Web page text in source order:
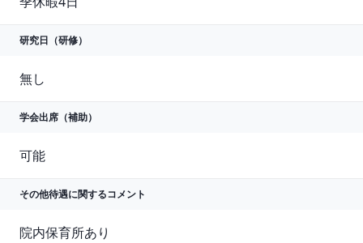
研究日（研修）
無し
学会出席（補助）
可能
その他待遇に関するコメント
院内保育所あり